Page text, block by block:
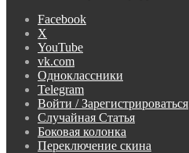
Facebook
X
YouTube
vk.com
Одноклассники
Telegram
Войти / Зарегистрироваться
Случайная Статья
Боковая колонка
Переключение скина